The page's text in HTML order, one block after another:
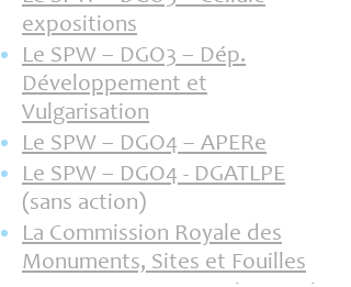
expositions
Le SPW – DGO3 – Dép.
Développement et
Vulgarisation
Le SPW – DGO4 – APERe
Le SPW – DGO4 - DGATLPE
(sans action)
La Commission Royale des
Monuments, Sites et Fouilles